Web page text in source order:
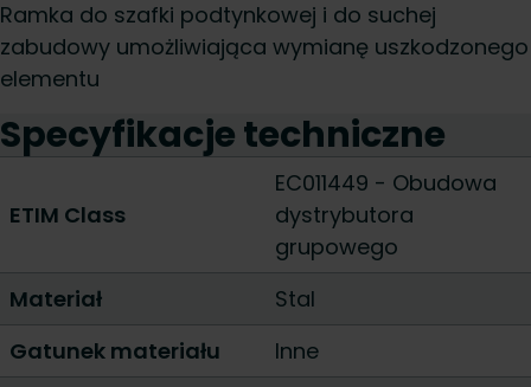
Ramka do szafki podtynkowej i do suchej
zabudowy umożliwiająca wymianę uszkodzonego
elementu
Specyfikacje techniczne
ETIM Class
EC011449 - Obudowa
dystrybutora
grupowego
Materiał
Stal
Gatunek materiału
Inne